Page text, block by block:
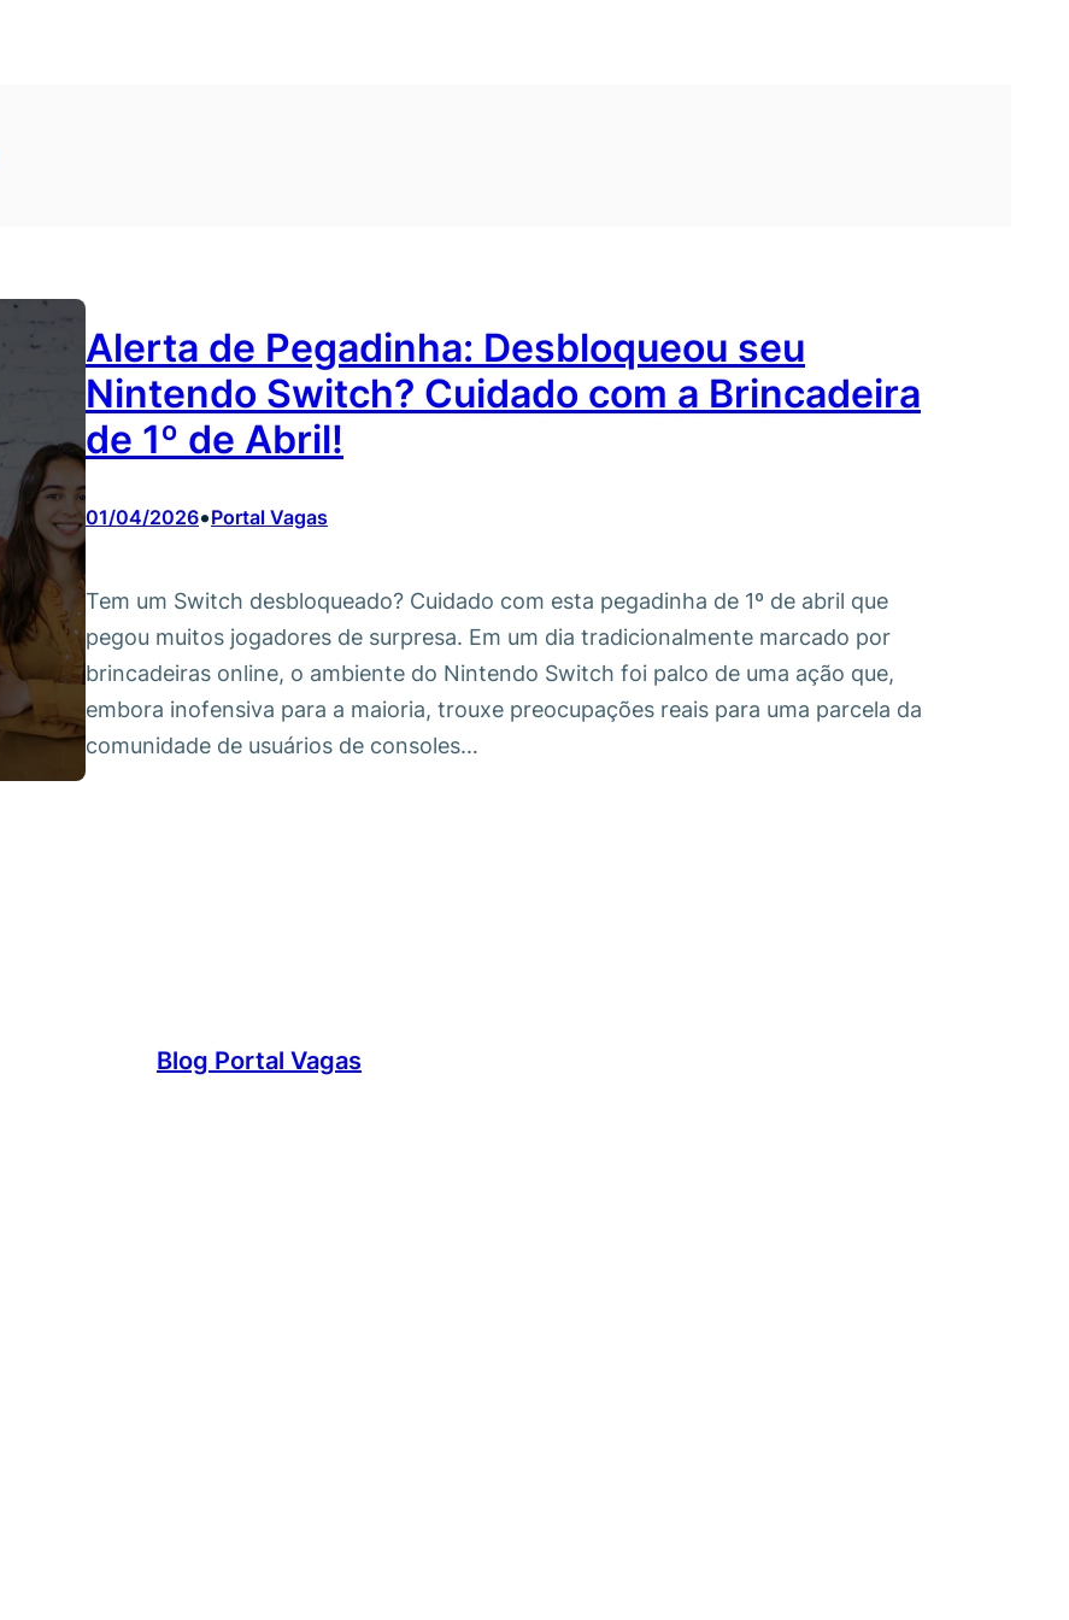
Alerta de Pegadinha: Desbloqueou seu
Nintendo Switch? Cuidado com a Brincadeira
de 1º de Abril!
01/04/2026•Portal Vagas
Tem um Switch desbloqueado? Cuidado com esta pegadinha de 1º de abril que
pegou muitos jogadores de surpresa. Em um dia tradicionalmente marcado por
brincadeiras online, o ambiente do Nintendo Switch foi palco de uma ação que,
embora inofensiva para a maioria, trouxe preocupações reais para uma parcela da
comunidade de usuários de consoles…
Blog Portal Vagas